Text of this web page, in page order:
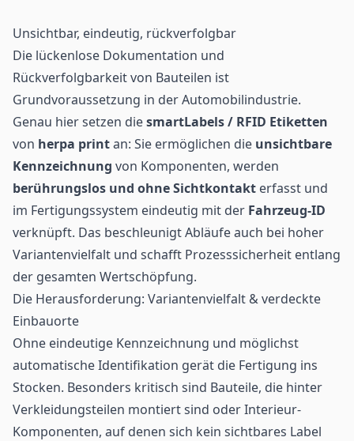
Unsichtbar, eindeutig, rückverfolgbar
Die lückenlose Dokumentation und
Rückverfolgbarkeitvon Bauteilen ist
Grundvoraussetzung in der Automobilindustrie.
Genau hier setzen diesmartLabels / RFID Etiketten
von herpa printan: Sie ermöglichen die unsichtbare
Kennzeichnung von Komponenten, werden
berührungslos und ohne Sichtkontakt erfasst und
im Fertigungssystem eindeutig mit der Fahrzeug-ID
verknüpft. Das beschleunigt Abläufe auch bei hoher
Variantenvielfalt und schafft Prozesssicherheit entlang
der gesamten Wertschöpfung.
Die Herausforderung: Variantenvielfalt & verdeckte
Einbauorte
Ohne eindeutige Kennzeichnung und möglichst
automatische Identifikation gerät die Fertigung ins
Stocken. Besonders kritisch sind Bauteile, die hinter
Verkleidungsteilen montiert sind oder Interieur-
Komponenten, auf denen sich kein sichtbares Label